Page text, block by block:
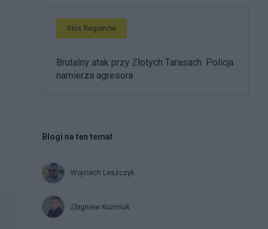
Głos Regionów
Brutalny atak przy Złotych Tarasach. Policja
namierza agresora
Blogi na ten temat
Wojciech Leszczyk
Zbigniew Kuźmiuk